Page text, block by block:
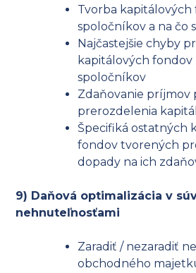
Tvorba
spoločníkov a na čo
Najčastejšie chyby
kapitálových fondov
spoločníkov
Zdaňovanie príjmov
prerozdelenia
Špecifiká ostatných
fondov tvorených
dopady na ich
9) Daňová optimalizácia v
nehnuteľnosťami
Zaradiť / nezaradiť
obchodného